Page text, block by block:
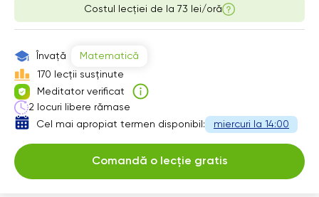
Costul lecției de la 73 lei/oră
Învață
Matematică
170 lecții susținute
Meditator verificat
2 locuri libere rămase
Cel mai apropiat termen disponibil:
miercuri la 14:00
Comandă o lecție gratis